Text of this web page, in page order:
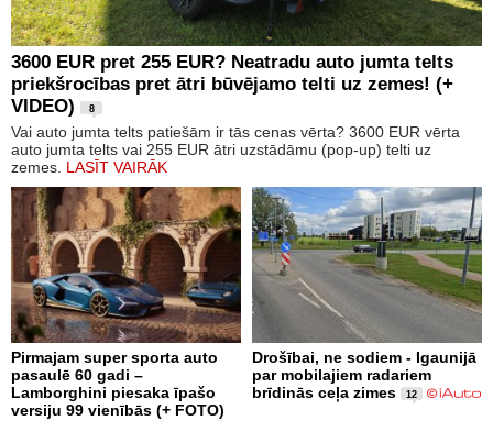
3600 EUR pret 255 EUR? Neatradu auto jumta telts
priekšrocības pret ātri būvējamo telti uz zemes! (+
VIDEO)
8
Vai auto jumta telts patiešām ir tās cenas vērta? 3600 EUR vērta
auto jumta telts vai 255 EUR ātri uzstādāmu (pop-up) telti uz
zemes. LASĪT VAIRĀK
Pirmajam super sporta auto
pasaulē 60 gadi –
Lamborghini piesaka īpašo
versiju 99 vienībās (+ FOTO)
Drošībai, ne sodiem - Igaunijā
par mobilajiem radariem
brīdinās ceļa zimes
12